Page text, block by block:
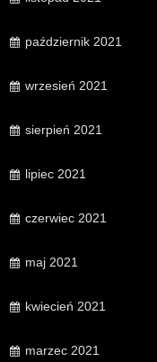
październik 2021
wrzesień 2021
sierpień 2021
lipiec 2021
czerwiec 2021
maj 2021
kwiecień 2021
marzec 2021